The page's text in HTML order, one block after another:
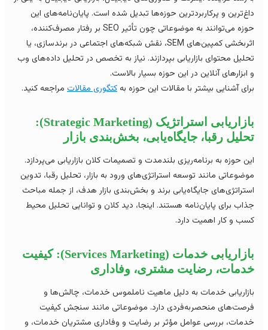
و پرکاربردترین حوزه‌ها تبدیل شده است. پایان‌نامه‌های این
حوزه می‌توانند به موضوعاتی چون تأثیر SEO بر رفتار مصرف‌کننده،
اثربخشی کمپین‌های SEM، نقش شبکه‌های اجتماعی در برندسازی، یا
محتوای بازاریابی بپردازند. نیاز به تخصص در تحلیل داده‌های وب
آنلاین در این حوزه بسیار بالاست.
آشنایی بیشتر با مقالات این حوزه بهکتگوری مقالاتمراجعه کنید.
بازاریابی استراتژیک (Strategic Marketing):
رقبا، جایگاه‌یابی، بخش‌بندی بازار
حوزه به برنامه‌ریزی بلندمدت و تصمیمات کلان بازاریابی می‌پردازد.
مانند توسعه استراتژی‌های ورود به بازار، تحلیل رقبا، تدوین
جایگاه‌یابی برند و بخش‌بندی بازار هدف، از جمله مباحث
برای پایان‌نامه هستند. اینجا، دید کلان و توانایی تحلیل محیط
و کار اهمیت دارد.
بازاریابی خدمات (Services Marketing): کیفیت
رضایت مشتری، وفاداری
خدمات به دلیل ماهیت ناملموس خدمات، چالش‌ها و
منحصربه‌فردی دارد. موضوعاتی مانند سنجش کیفیت
بررسی عوامل مؤثر بر رضایت و وفاداری مشتریان خدمات، و